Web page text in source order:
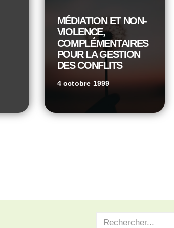
MÉDIATION ET NON-
VIOLENCE,
COMPLÉMENTAIRES
POUR LA GESTION
DES CONFLITS
4 octobre 1999